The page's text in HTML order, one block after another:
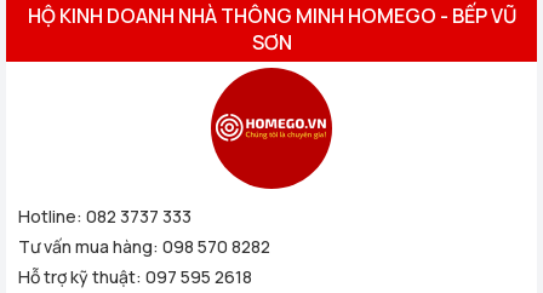
HỘ KINH DOANH NHÀ THÔNG MINH HOMEGO - BẾP VŨ
SƠN
Hotline: 082 3737 333
Tư vấn mua hàng: 098 570 8282
Hỗ trợ kỹ thuật: 097 595 2618